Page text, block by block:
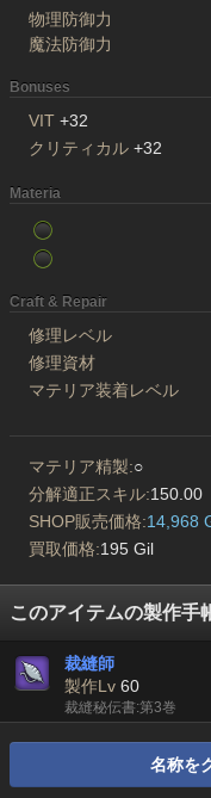
物理防御力
魔法防御力
Bonuses
VIT +32
クリティカル +32
Materia
Craft & Repair
修理レベル
修理資材
マテリア装着レベル
マテリア精製:○
分解適正スキル:150.00
SHOP販売価格:14,968
買取価格:195 Gil
このアイテムの製作手
裁縫師
製作Lv 60
裁縫秘伝書:第3巻
名称を